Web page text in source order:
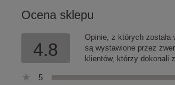
Ocena sklepu
4.8
Opinie, z których została
są wystawione przez
klientów, którzy dokonali
5